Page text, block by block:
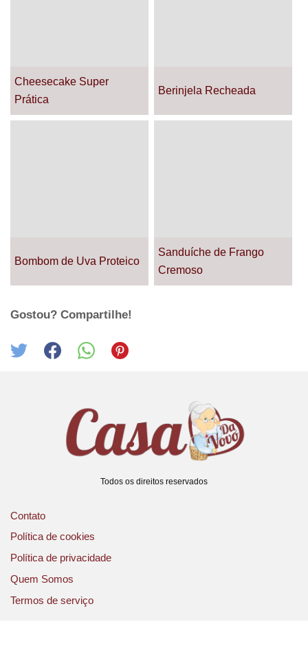
Cheesecake Super
Prática
Berinjela Recheada
Bombom de Uva Proteico
Sanduíche de Frango
Cremoso
Gostou? Compartilhe!
Todos os direitos reservados
Contato
Política de cookies
Política de privacidade
Quem Somos
Termos de serviço